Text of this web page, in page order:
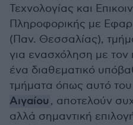
Τεχνολογίας και
Πληροφορικής με
(Παν. Θεσσαλίας),
για ενασχόληση με
ένα διαθεματικό
τμήματα όπως αυτό του
Αιγαίου , αποτελούν
αλλά σημαντική